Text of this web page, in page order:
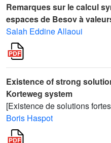
Remarques sur le calcul
espaces de Besov à
Salah Eddine Allaoui
Existence of strong
Korteweg system
[Existence de solutions
Boris Haspot